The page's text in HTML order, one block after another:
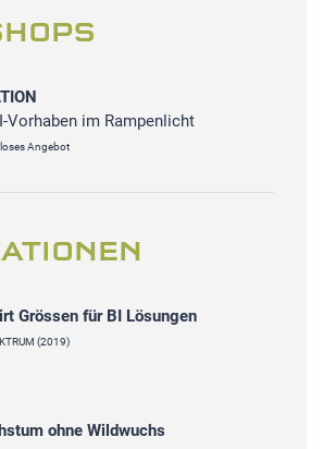
Vorhaben im Rampenlicht
Angebot
Grössen für BI Lösungen
(2019)
ohne Wildwuchs